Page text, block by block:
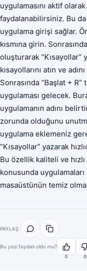
uygulamasını aktif
faydalanabilirsiniz. Bu
uygulama girişi sağlar.
kısmına girin.
oluşturarak “Kısayollar”
kısayollarını atın ve
Sonrasında “Başlat + R”
uygulaması gelecek.
uygulamanın adını
zorunda olduğunu
uygulama eklemeniz
“Kısayollar” yazarak
Bu özellik kaliteli ve
konusunda uygulamaları
masaüstünün temiz
PAYLAŞ
Bu yazı faydalı oldu mu?
0 0